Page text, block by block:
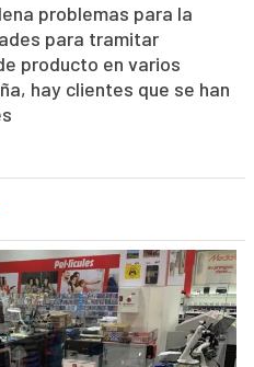
problemas para la
para tramitar
producto en varios
hay clientes que se han